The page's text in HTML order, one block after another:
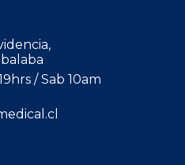
/ Sab 10am